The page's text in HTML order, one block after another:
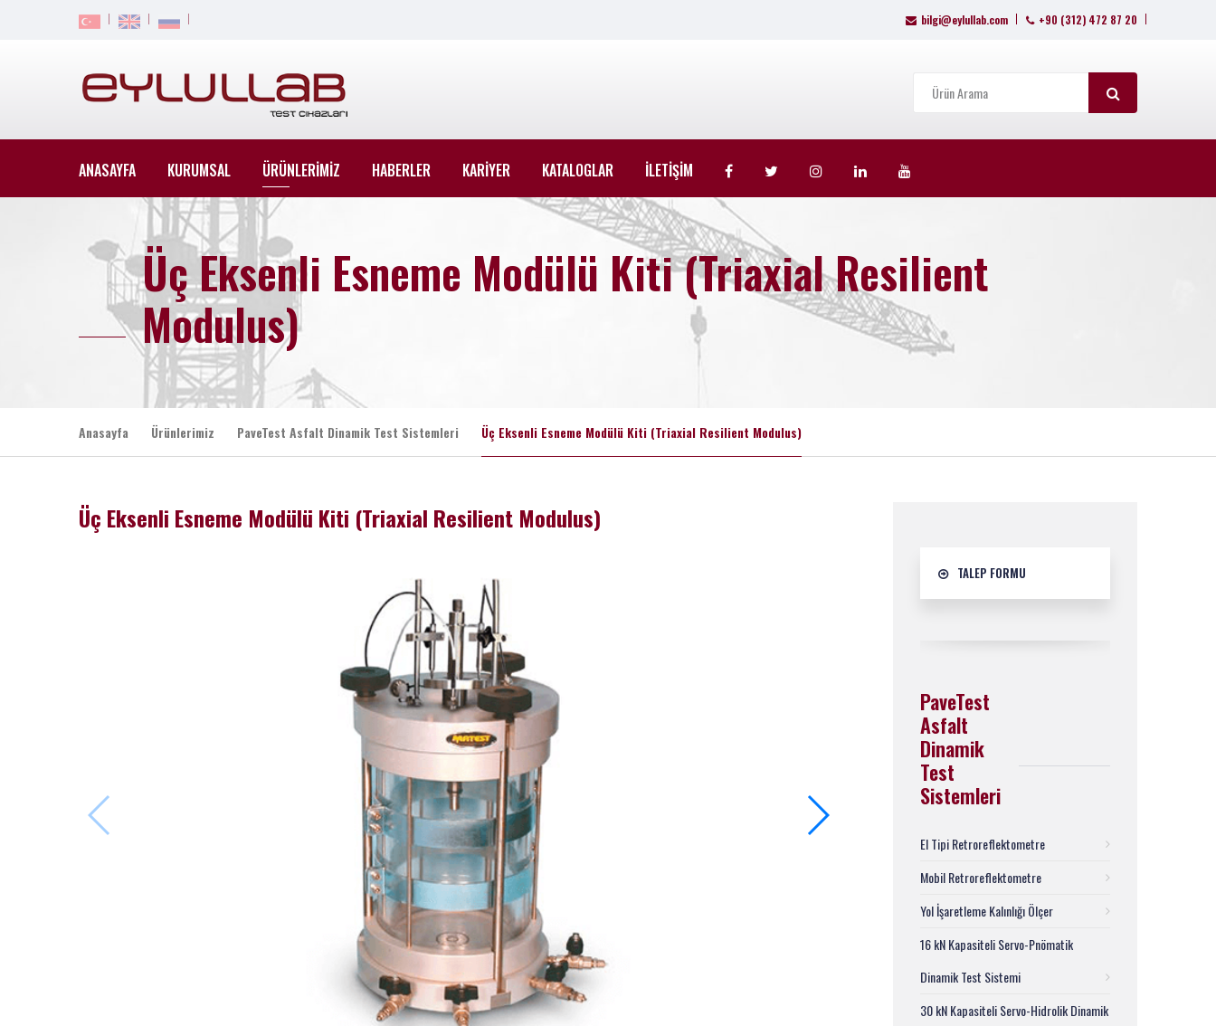
bilgi@eylullab.com +90 (312) 472 87 20
ANASAYFA KURUMSAL ÜRÜNLERİMİZ HABERLER KARİYER KATALOGLAR İLETİŞİM
Üç Eksenli Esneme Modülü Kiti (Triaxial Resilient
Modulus)
Anasayfa Ürünlerimiz PaveTest Asfalt Dinamik Test Sistemleri Üç Eksenli Esneme Modülü Kiti (Triaxial Resilient Modulus)
Üç Eksenli Esneme Modülü Kiti (Triaxial Resilient Modulus)
TALEP FORMU
PaveTest
Asfalt
Dinamik
Test
Sistemleri
El Tipi Retroreflektometre
Mobil Retroreflektometre
Yol İşaretleme Kalınlığı Ölçer
16 kN Kapasiteli Servo-Pnömatik
Dinamik Test Sistemi
30 kN Kapasiteli Servo-Hidrolik Dinamik